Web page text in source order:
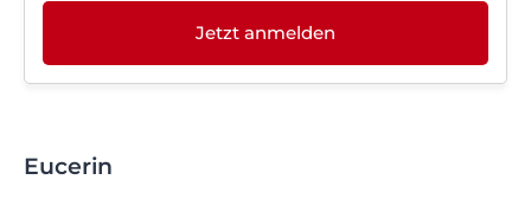
Jetzt anmelden
Eucerin